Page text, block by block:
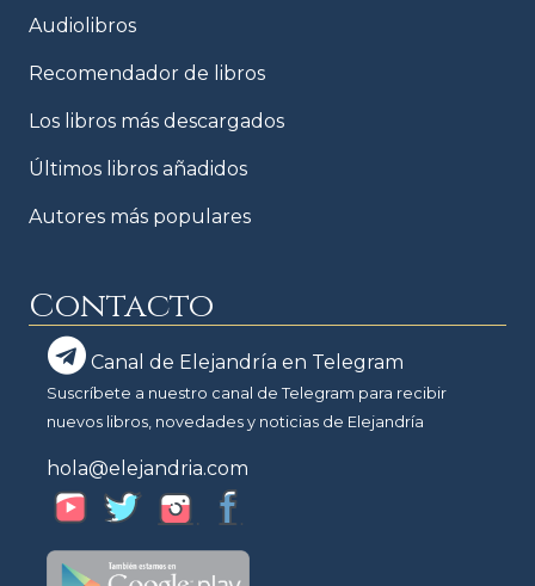
Audiolibros
Recomendador de libros
Los libros más descargados
Últimos libros añadidos
Autores más populares
Contacto
Canal de Elejandría en Telegram
Suscríbete a nuestro canal de Telegram para recibir
nuevos libros, novedades y noticias de Elejandría
hola@elejandria.com